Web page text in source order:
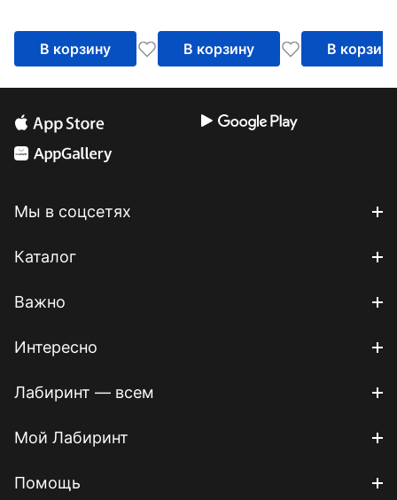
В корзину В корзину В корзину
Мы в соцсетях
Каталог
Важно
Интересно
Лабиринт — всем
Мой Лабиринт
Помощь